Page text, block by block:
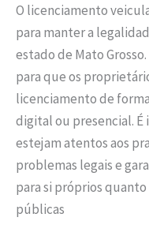
O licenciamento
para manter a
estado de Mato
para que os
licenciamento de
digital ou presencial.
estejam atentos aos
problemas legais e
para si próprios quanto
públicas